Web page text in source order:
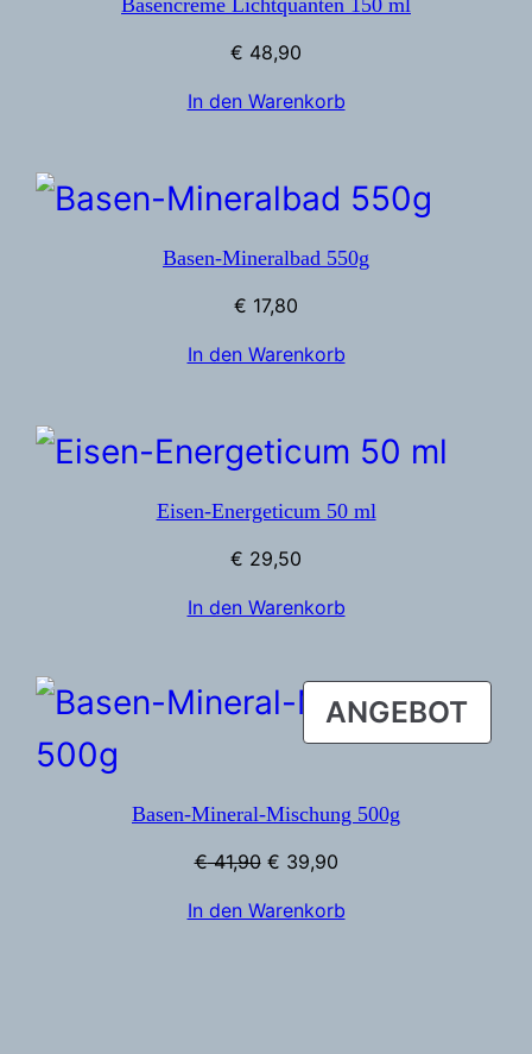
€ 48,90
In den Warenkorb
Basen-Mineralbad 550g
€ 17,80
In den Warenkorb
Eisen-Energeticum 50 ml
€ 29,50
In den Warenkorb
ANGEBOT
Basen-Mineral-Mischung 500g
€41,90 Ursprünglicher
war:
€ 39,90Aktueller
ist:
In den Warenkorb